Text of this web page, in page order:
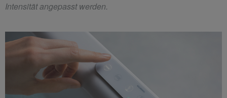
Intensität angepasst werden.